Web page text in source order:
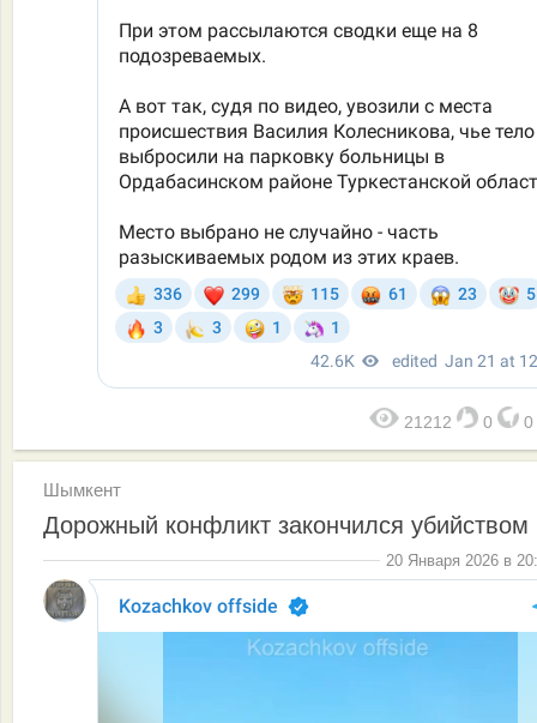
21212 0 0
Шымкент
Дорожный конфликт закончился убийством
20 Января 2026 в